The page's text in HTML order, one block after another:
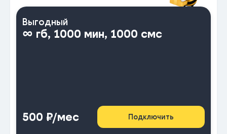
Выгодный
∞ гб, 1000 мин, 1000 смс
500 ₽/мес Подключить